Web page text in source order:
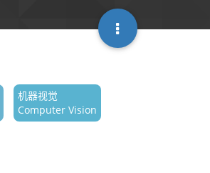
机器视觉
Computer Vision